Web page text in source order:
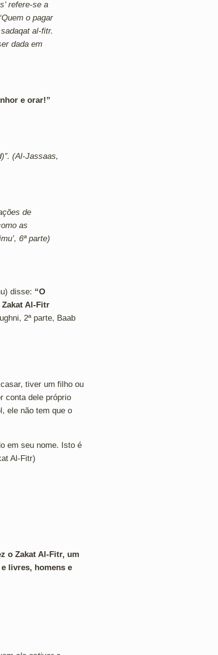
refere-se a
o pagar
al-fitr.
dada em
e orar!”
de
as
6ª parte)
disse: “O
Zakat Al-Fitr
2ª parte, Baab
tiver um filho ou
conta dele próprio
ele não tem que o
em seu nome. Isto é
Al-Fitr)
o Zakat Al-Fitr, um
livres, homens e